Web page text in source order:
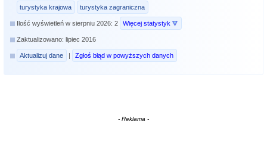
turystyka krajowa turystyka zagraniczna
Ilość wyświetleń w sierpniu 2026: 2 Więcej statystyk
Zaktualizowano: lipiec 2016
Aktualizuj dane | Zgłoś błąd w powyższych danych
- Reklama -